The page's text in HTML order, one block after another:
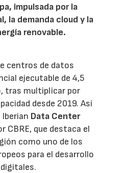
impulsada por la
la demanda cloud y la
renovable.
centros de datos
ejecutable de 4,5
tras multiplicar por
desde 2019. Así
Data Center
CBRE, que destaca el
como uno de los
para el desarrollo